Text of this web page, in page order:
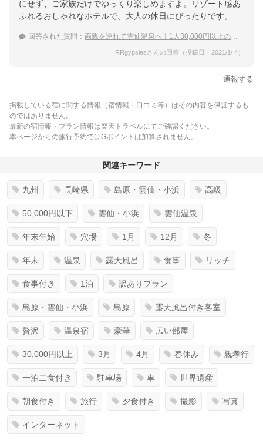
にせず、ご家族だけでゆっくり楽しめますよ。リゾート感あ
ふれるおしゃれなホテルで、大人の休日にぴったりです。
回答された質問： 両親を連れて雲仙温泉へ！1人30,000円以上の特別室の宿
RRgypsiesさんの回答（投稿日：2021/1/ 4）
通報する
掲載している宿に関する情報（宿情報・口コミ等）はその内容を保証するも
のではありません。
最新の宿情報・プラン情報は楽天トラベルにてご確認ください。
本ページからの旅行予約ではGポイントは加算されません。
関連キーワード
九州 長崎県 島原・雲仙・小浜 高級
50,000円以下 雲仙・小浜 雲仙温泉
年末年始 穴場 1月 12月 冬
年末 温泉 露天風呂 食事 リッチ
食事付き 1泊 訳ありプラン
島原・雲仙・小浜 島原 露天風呂付き客室
贅沢 温泉宿 豪華 広い部屋
30,000円以上 3月 4月 春休み 親孝行
一泊二食付き 駐車場 車 世界遺産
朝食付き 旅行 夕食付き 撮影 写真
インターネット